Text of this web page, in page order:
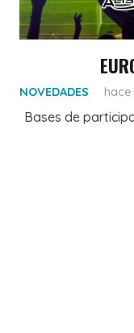
NOVEDADES hace
Bases de